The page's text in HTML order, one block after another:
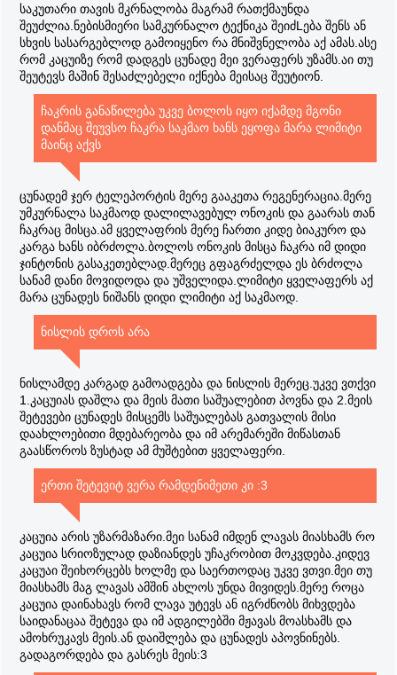
საკუთარი თავის მკრნალობა მაგრამ რათქმაუნდა
შეუძლია.ნებისმიერი სამკურნალო ტექნიკა შეიძLება შენს ან
სხვის სასარგებლოდ გამოიყენო რა მნიშვნელობა აქ ამას.ასე
რომ კაცუიზე რომ დადგეს ცუნადე მეი ვერაფერს უზამს.აი თუ
შეუტევს მაშინ შესაძლებელი იქნება მეისაც შეუტიონ.
ჩაკრის განაწილება უკვე ბოლოს იყო იქამდე მგონი
დანმაც შეუვსო ჩაკრა საკმაო ხანს ეყოფა მარა ლიმიტი
მაინც აქვს
ცუნადემ ჯერ ტელეპორტის მერე გააკეთა რეგენერაცია.მერე
უმკურნალა საკმაოდ დალილავებულ ონოკის და გაარას თან
ჩაკრაც მისცა.ამ ყველაფრის მერე ჩართი კიდე ბიაკურო და
კარგა ხანს იბრძოლა.ბოლოს ონოკის მისცა ჩაკრა იმ დიდი
ჯინტონის გასაკეთებლად.მერეც გფაგრძელდა ეს ბრძოლა
სანამ დანი მოვიდოდა და უშველიდა.ლიმიტი ყველაფერს აქ
მარა ცუნადეს ნიშანს დიდი ლიმიტი აქ საკმაოდ.
ნისლის დროს არა
ნისლამდე კარგად გამოადგება და ნისლის მერეც.უკვე ვთქვი
1.კაცუიას დაშლა და მეის მათი საშუალებით პოვნა და 2.მეის
შეტევები ცუნადეს მისცემს საშუალებას გათვალის მისი
დაახლოებითი მდებარეობა და იმ არემარეში მიწასთან
გაასწოროს ზუსტად ამ მუშტებით ყველაფერი.
ერთი შეტევიტ ვერა რამდენიმეთი კი :3
კაცუია არის უზარმაზარი.მეი სანამ იმდენ ლავას მიასხამს რო
კაცუია სრიოზულად დაზიანდეს უჩაკრობით მოკვდება.კიდევ
კაცუაი შეიხორცებს ხოლმე და საერთოდაც უკვე ვთვი.მეი თუ
მიასხამს მაგ ლავას ამშინ ახლოს უნდა მივიდეს.მერე როცა
კაცუია დაინახავს რომ ლავა უტევს ან იგრძნობს მიხვდება
საიდანაცაა შეტევა და იმ ადგილებში მჟავას მოასხამს და
ამოხრუკავს მეის.ან დაიშლება და ცუნადეს აპოვნინებს.
გადაგორდება და გასრეს მეის:3